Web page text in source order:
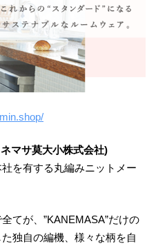
マサ莫大小株式会社)
を有する丸編みニットメー
てが、”KANEMASA”だけの
独⾃の編機、様々な柄を⾃